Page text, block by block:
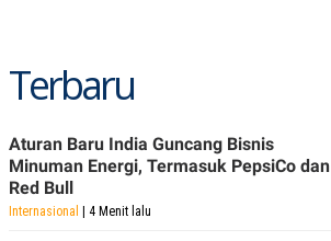
Terbaru
Aturan Baru India Guncang Bisnis
Minuman Energi, Termasuk PepsiCo dan
Red Bull
Internasional | 4 Menit lalu